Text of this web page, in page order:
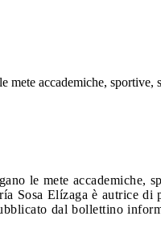
accademiche, sportive,
le mete accademiche,
Sosa Elízaga è autrice
dal bollettino